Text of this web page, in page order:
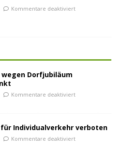
Kommentare deaktiviert
Dorfjubiläum
Kommentare deaktiviert
Individualverkehr verboten
Kommentare deaktiviert